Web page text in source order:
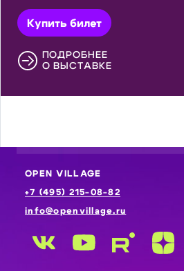
Купить билет
ПОДРОБНЕЕ
О ВЫСТАВКЕ
OPEN VILLAGE
+7 (495) 215-08-82
info@openvillage.ru